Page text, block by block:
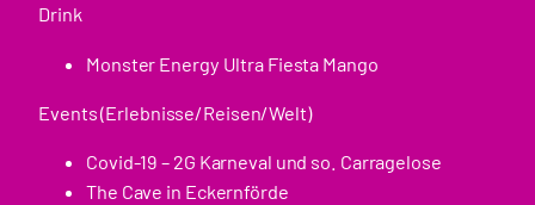
Drink
Monster Energy Ultra Fiesta Mango
Events (Erlebnisse/Reisen/Welt)
Covid-19 – 2G Karneval und so. Carragelose
The Cave in Eckernförde